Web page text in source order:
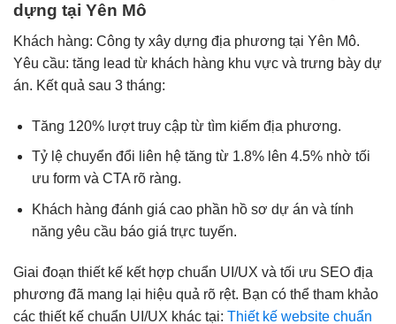
dựng tại Yên Mô
Khách hàng: Công ty xây dựng địa phương tại Yên Mô.
Yêu cầu: tăng lead từ khách hàng khu vực và trưng bày dự
án. Kết quả sau 3 tháng:
Tăng 120% lượt truy cập từ tìm kiếm địa phương.
Tỷ lệ chuyển đổi liên hệ tăng từ 1.8% lên 4.5% nhờ tối
ưu form và CTA rõ ràng.
Khách hàng đánh giá cao phần hồ sơ dự án và tính
năng yêu cầu báo giá trực tuyến.
Giai đoạn thiết kế kết hợp chuẩn UI/UX và tối ưu SEO địa
phương đã mang lại hiệu quả rõ rệt. Bạn có thể tham khảo
các thiết kế chuẩn UI/UX khác tại: Thiết kế website chuẩn